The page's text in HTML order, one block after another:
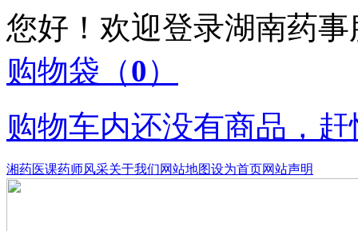
您好！欢迎登录湖南药
购物袋 （0）
购物车内还没有商品，
湘药医课药师风采关于我们网站地图设为首页网站声明